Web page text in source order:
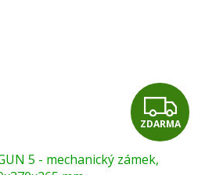
Z
D
ZDARMA
5 - mechanický zámek,